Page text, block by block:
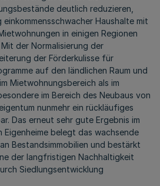
deutlich reduzieren,
Haushalte mit
in einigen Regionen
der Normalisierung der
der Förderkulisse für
auf den ländlichen Raum und
Mietwohnungsbereich als im
im Bereich des Neubaus von
nunmehr ein rückläufiges
Das erneut sehr gute Ergebnis im
belegt das wachsende
Bestandsimmobilien und bestärkt
der langfristigen Nachhaltigkeit
Siedlungsentwicklung